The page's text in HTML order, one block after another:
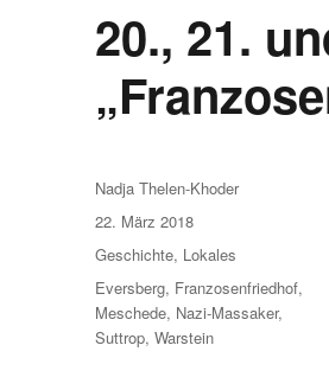
20., 21.
Autor
Nadja Thelen-Khoder
Veröffentlicht
am
22. März 2018
Kategorien
Geschichte, Lokales
Schlagwörter
Eversberg, Franzosenfriedhof,
Meschede, Nazi-Massaker,
Suttrop,Warstein